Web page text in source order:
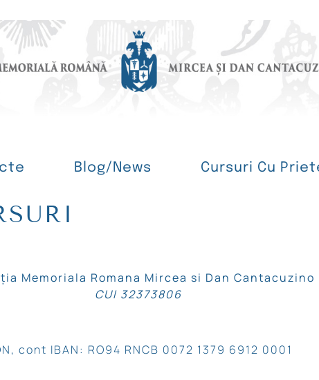
Blog/News Cursuri Cu
Memoriala Romana Mircea si Dan Cantacuzino
CUI 32373806
cont IBAN: RO94 RNCB 0072 1379 6912 0001